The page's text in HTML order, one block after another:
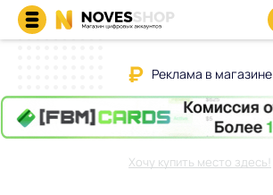
Реклама в магазине
Хочу купить место здесь!